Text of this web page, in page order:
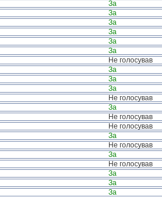
За
За
За
За
За
За
Не голосував
За
За
За
Не голосував
За
Не голосував
Не голосував
За
Не голосував
За
Не голосував
За
За
За